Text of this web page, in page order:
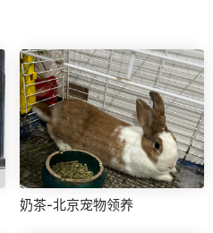
奶茶-北京宠物领养